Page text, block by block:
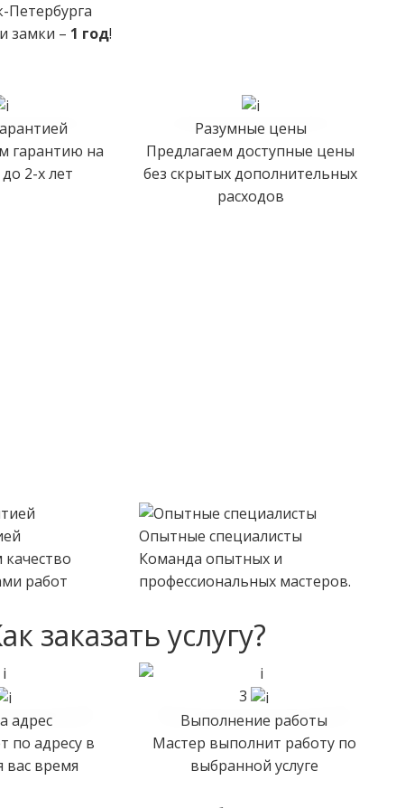
Петербурга
замки – 1 год!
гарантию на
до 2-х лет
Разумные цены
Предлагаем доступные цены
без скрытых дополнительных
расходов
работ
Опытные специалисты
Команда опытных и
профессиональных мастеров.
заказать услугу?
адрес
по адресу в
вас время
3
Выполнение работы
Мастер выполнит работу по
выбранной услуге